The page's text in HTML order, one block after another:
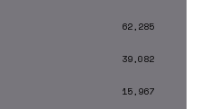
62,285
39,082
15,967